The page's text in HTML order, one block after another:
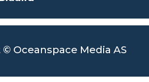
Oceanspace Media AS